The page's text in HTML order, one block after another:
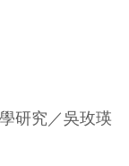
研究／吳玫瑛